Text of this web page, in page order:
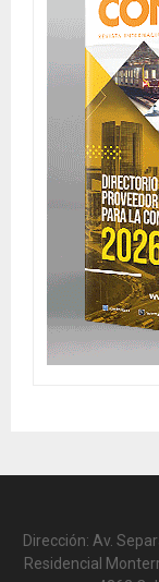
Dirección: Av.
Residencial